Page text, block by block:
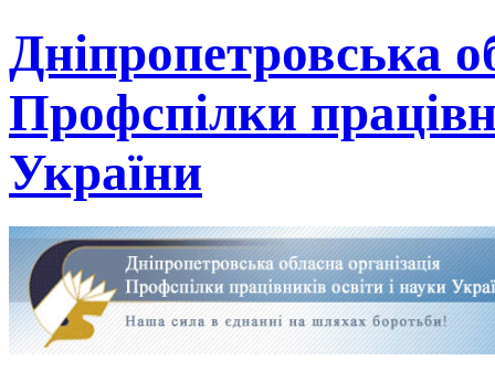
Дніпропетровська
Профспілки
України